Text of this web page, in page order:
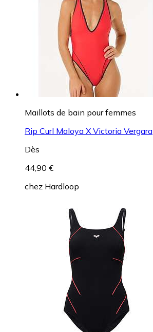
Maillots de bain pour femmes
Rip Curl Maloya X Victoria Vergara
Dès
44,90 €
chez Hardloop